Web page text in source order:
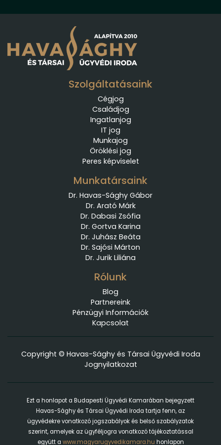
Szolgáltatásaink
Cégjog
Családjog
Ingatlanjog
IT jog
Munkajog
Öröklési jog
Peres képviselet
Munkatársaink
Dr. Havas-Sághy Gábor
Dr. Arató Márk
Dr. Dabasi Zsófia
Dr. Gortva Karina
Dr. Juhász Beáta
Dr. Sajósi Márton
Dr. Jurik Liliána
Rólunk
Blog
Partnereink
Pénzügyi Információk
Kapcsolat
Copyright © Havas-Sághy és Társai Ügyvédi Iroda
Jognyilatkozat
Ezt a honlapot a Budapesti Ügyvédi Kamarában bejegyzett
Havas-Sághy és Társai Ügyvédi Iroda tartja fenn, az
ügyvédekre vonatkozó jogszabályok és belső szabályzatok
szerint, amelyek az ügyféljogra vonatkozó tájékoztatással
együtt a www.magyarugyvedikamara.hu honlapon